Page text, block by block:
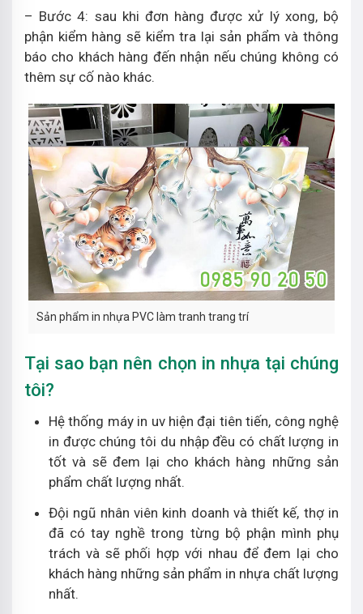
– Bước 4: sau khi đơn hàng được xử lý xong, bộ
phận kiểm hàng sẽ kiểm tra lại sản phẩm và thông
báo cho khách hàng đến nhận nếu chúng không có
thêm sự cố nào khác.
Sản phẩm in nhựa PVC làm tranh trang trí
Tại sao bạn nên chọn in nhựa tại chúng
tôi?
Hệ thống máy in uv hiện đại tiên tiến, công nghệ
in được chúng tôi du nhập đều có chất lượng in
tốt và sẽ đem lại cho khách hàng những sản
phẩm chất lượng nhất.
Đội ngũ nhân viên kinh doanh và thiết kế, thợ in
đã có tay nghề trong từng bộ phận mình phụ
trách và sẽ phối hợp với nhau để đem lại cho
khách hàng những sản phẩm in nhựa chất lượng
nhất.